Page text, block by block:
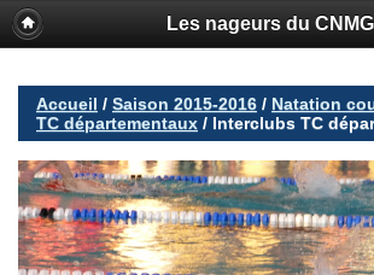
Les nageurs du CNMG
Accueil / Saison 2015-2016 / Natation
TC départementaux / Interclubs TC